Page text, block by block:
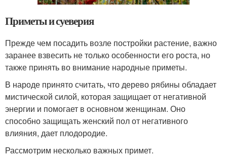
Приметы и суеверия
Прежде чем посадить возле постройки растение, важно
заранее взвесить не только особенности его роста, но
также принять во внимание народные приметы.
В народе принято считать, что дерево рябины обладает
мистической силой, которая защищает от негативной
энергии и помогает в основном женщинам. Оно
способно защищать женский пол от негативного
влияния, дает плодородие.
Рассмотрим несколько важных примет.